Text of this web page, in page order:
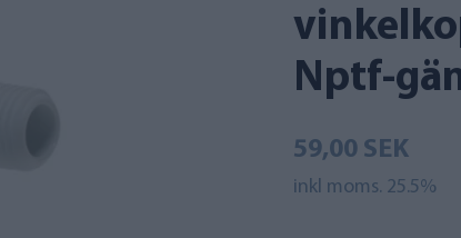
Nptf-
59,00 SEK
inkl moms. 25.5%